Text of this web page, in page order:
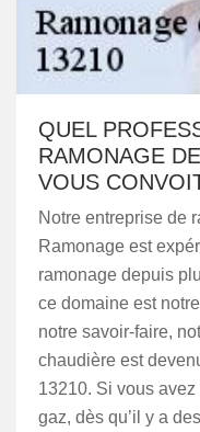
QUEL
RAMONAGE
VOUS
Notre entreprise de
Ramonage est
ramonage depuis
ce domaine est
notre savoir-faire,
chaudière est
13210. Si vous
gaz, dès qu’il y a